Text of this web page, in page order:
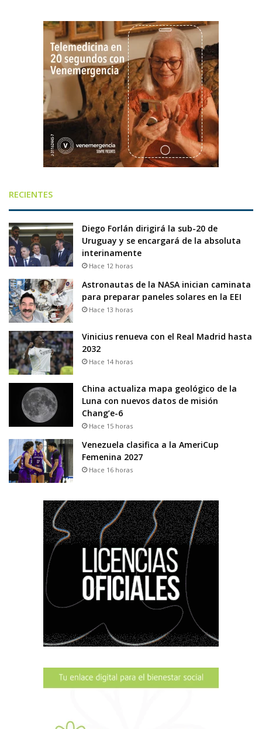
RECIENTES
Diego Forlán dirigirá la sub-20 de
Uruguay y se encargará de la absoluta
interinamente
Hace 12 horas
Astronautas de la NASA inician caminata
para preparar paneles solares en la EEI
Hace 13 horas
Vinicius renueva con el Real Madrid hasta
2032
Hace 14 horas
China actualiza mapa geológico de la
Luna con nuevos datos de misión
Chang’e-6
Hace 15 horas
Venezuela clasifica a la AmeriCup
Femenina 2027
Hace 16 horas